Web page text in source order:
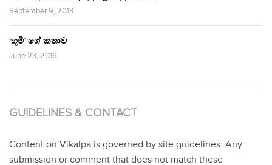
September 9, 2013
‘භූමි’ ගේ කතාව
June 23, 2016
GUIDELINES & CONTACT
Content on Vikalpa is governed by site guidelines. Any
submission or comment that does not match these